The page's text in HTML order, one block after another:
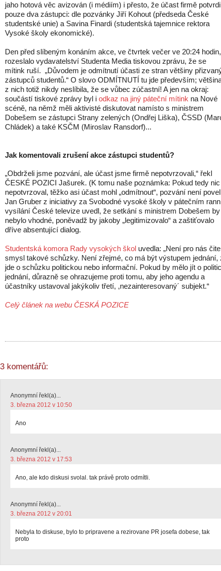
jaho hotová věc avizován (i médiím) i přesto, že účast firmě
pouze dva zástupci: dle pozvánky Jiří Kohout (předseda České
studentské unie) a Savina Finardi (studentská tajemnice rektora
Vysoké školy ekonomické).
Den před slíbeným konáním akce, ve čtvrtek večer ve 20:24 hodin,
rozeslalo vydavatelství Studenta Media tiskovou zprávu, že se
mítink ruší. „Důvodem je odmítnutí účasti ze stran většiny
zástupců studentů.“ O slovo ODMÍTNUTÍ tu jde především;
z nich totiž nikdy neslíbila, že se vůbec zúčastní! A jen na okraj:
součástí tiskové zprávy byl i odkaz na jiný páteční mítink na Nové
scéně, na němž měli aktivisté diskutovat namísto s ministrem
Dobešem se zástupci Strany zelených (Ondřej Liška), ČSSD
Chládek) a také KSČM (Miroslav Ransdorf)...
Jak komentovali zrušení akce zástupci studentů?
„Obdrželi jsme pozvání, ale účast jsme firmě nepotvrzovali,“ řekl
ČESKÉ POZICI Jašurek. (K tomu naše poznámka: Pokud tedy nic
nepotvrzoval, těžko asi účast mohl „odmítnout“, pozvání není
Jan Gruber z iniciativy za Svobodné vysoké školy v pátečním
vysílání České televize uvedl, že setkání s ministrem Dobešem by
nebylo vhodné, poněvadž by jakoby „legitimizovalo“ a zaštiťovalo
dříve absentující dialog.
Studentská komora Rady vysokých škol uvedla: „Není pro nás
smysl takové schůzky. Není zřejmé, co má být výstupem jednání,
jde o schůzku politickou nebo informační. Pokud by mělo jít o
jednání, důrazně se ohrazujeme proti tomu, aby jeho agendu a
účastníky ustavoval jakýkoliv třetí, ,nezainteresovaný´ subjekt.“
Celý článek na webu ČESKÁ POZICE
3 komentářů:
Anonymní řekl(a)...
3. března 2012 v 10:50
Ano
Anonymní řekl(a)...
3. března 2012 v 17:53
Ano, ale kdo diskusi svolal. tak právě proto odmítli.
Anonymní řekl(a)...
3. března 2012 v 20:01
Nebyla to diskuse, bylo to pripravene a rezirovane PR josefa dobese, tak
proto